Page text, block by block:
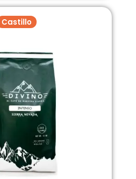
Castillo